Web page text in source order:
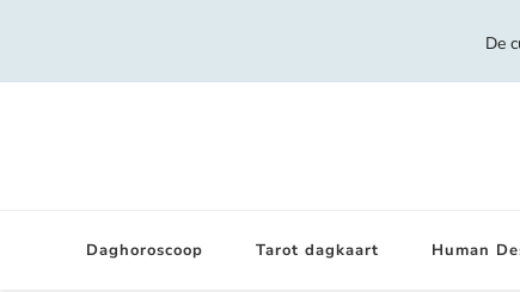
De
Daghoroscoop Tarot dagkaart Human